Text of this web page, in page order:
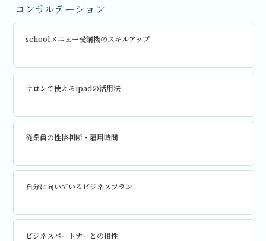
コンサルテーション
schoolメニュー受講機のスキルアップ
サロンで使えるipadの活用法
従業員の性格判断・雇用時間
自分に向いているビジネスプラン
ビジネスパートナーとの相性